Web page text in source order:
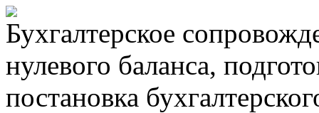
Бухгалтерское
нулевого баланса,
постановка